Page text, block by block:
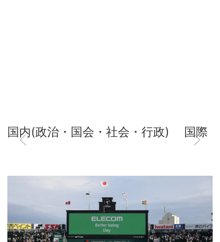
国内(政治・国会・社会・行政) 国際